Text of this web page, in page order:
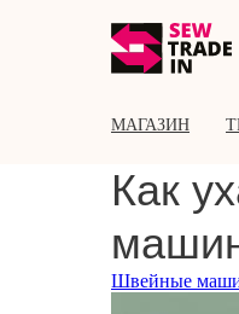
МАГАЗИН
Как
Швейные